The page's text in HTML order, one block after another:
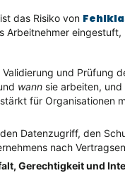
das Risiko von
Arbeitnehmer
und Prüfung
wann sie arbeiten,
für Organisationen
Datenzugriff, den
nach
Gerechtigkeit und